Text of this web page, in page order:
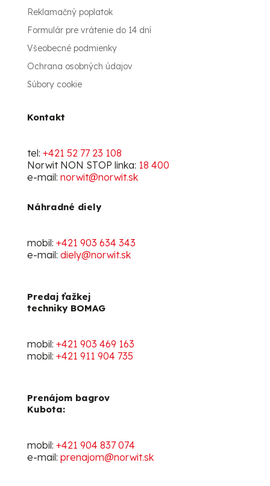
Reklamačný poplatok
Formulár pre vrátenie do 14 dní
Všeobecné podmienky
Ochrana osobných údajov
Súbory cookie
Kontakt
tel: +421 52 77 23 108
Norwit NON STOP linka: 18 400
e-mail: norwit@norwit.sk
Náhradné diely
mobil: +421 903 634 343
e-mail: diely@norwit.sk
Predaj ťažkej
techniky BOMAG
mobil: +421 903 469 163
mobil: +421 911 904 735
Prenájom bagrov
Kubota:
mobil: +421 904 837 074
e-mail: prenajom@norwit.sk